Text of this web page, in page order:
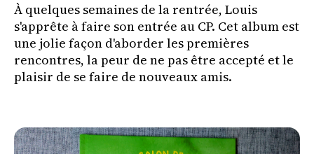
À quelques semaines de la rentrée, Louis
s'apprête à faire son entrée au CP. Cet album est
une jolie façon d'aborder les premières
rencontres, la peur de ne pas être accepté et le
plaisir de se faire de nouveaux amis.